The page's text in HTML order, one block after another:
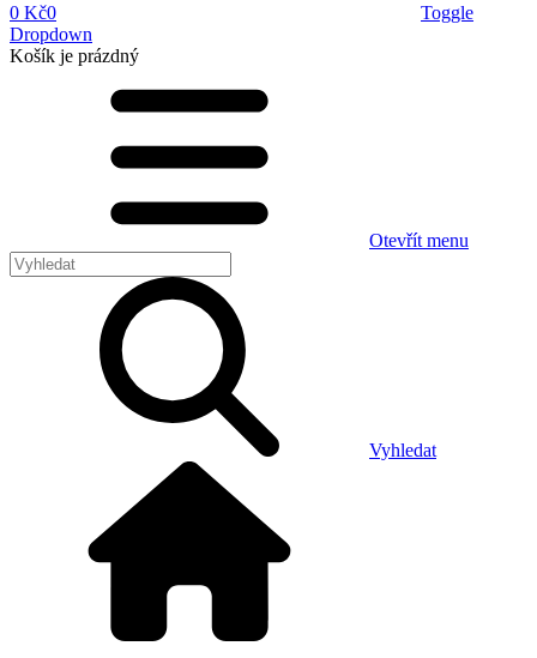
0 Kč0
Toggle
Dropdown
Košík je prázdný
Otevřít menu
Vyhledat